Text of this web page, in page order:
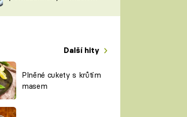
Další hity
Plněné cukety s krůtím
masem